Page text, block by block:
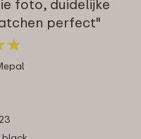
foto, duidelijke
perfect"
★
★